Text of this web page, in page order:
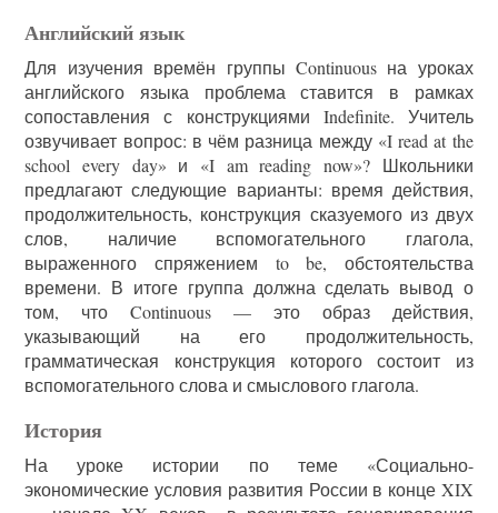
Английский язык
Для изучения времён группы Continuous на уроках
английского языка проблема ставится в рамках
сопоставления с конструкциями Indefinite. Учитель
озвучивает вопрос: в чём разница между «I read at the
school every day» и «I am reading now»? Школьники
предлагают следующие варианты: время действия,
продолжительность, конструкция сказуемого из двух
слов, наличие вспомогательного глагола,
выраженного спряжением to be, обстоятельства
времени. В итоге группа должна сделать вывод о
том, что Continuous — это образ действия,
указывающий на его продолжительность,
грамматическая конструкция которого состоит из
вспомогательного слова и смыслового глагола.
История
На уроке истории по теме «Социально-
экономические условия развития России в конце XIX